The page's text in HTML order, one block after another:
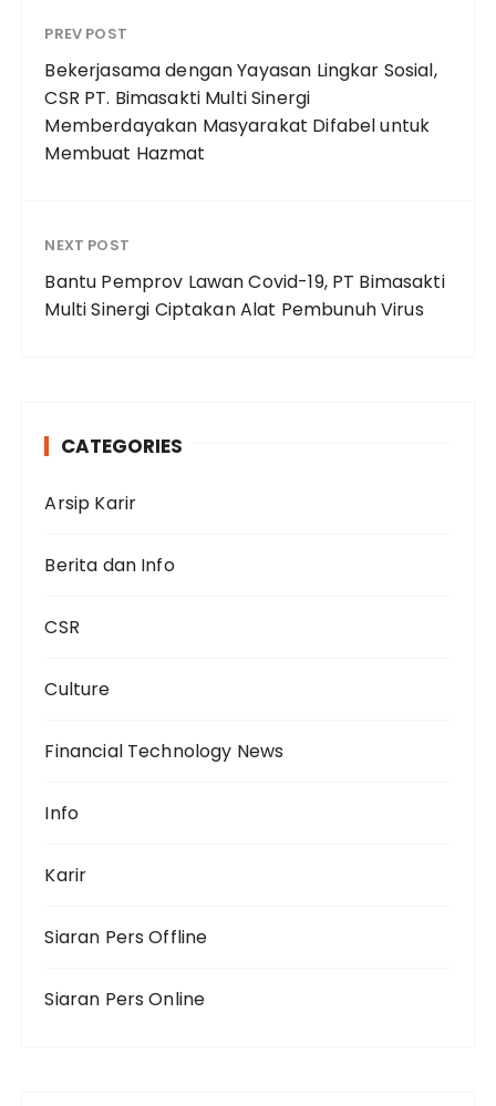
PREV POST
Bekerjasama dengan Yayasan Lingkar Sosial,
CSR PT. Bimasakti Multi Sinergi
Memberdayakan Masyarakat Difabel untuk
Membuat Hazmat
NEXT POST
Bantu Pemprov Lawan Covid-19, PT Bimasakti
Multi Sinergi Ciptakan Alat Pembunuh Virus
CATEGORIES
Arsip Karir
Berita dan Info
CSR
Culture
Financial Technology News
Info
Karir
Siaran Pers Offline
Siaran Pers Online